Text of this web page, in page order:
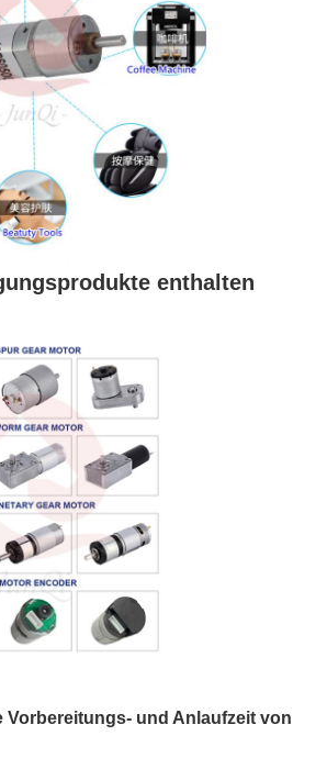
enthalten
Vorbereitungs- und Anlaufzeit von